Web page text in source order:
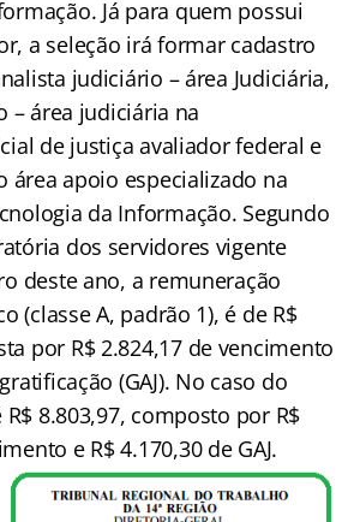
Já para quem possui
a seleção irá formar cadastro
judiciário – área Judiciária,
– área judiciária na
de justiça avaliador federal e
área apoio especializado na
da Informação. Segundo
dos servidores vigente
deste ano, a remuneração
(classe A, padrão 1), é de R$
por R$ 2.824,17 de vencimento
(GAJ). No caso do
8.803,97, composto por R$
e R$ 4.170,30 de GAJ.